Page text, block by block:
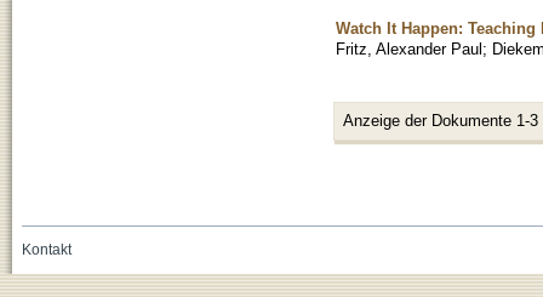
Watch It Happen:
Fritz, Alexander Paul;
Anzeige der Dokumente 1-3
Kontakt